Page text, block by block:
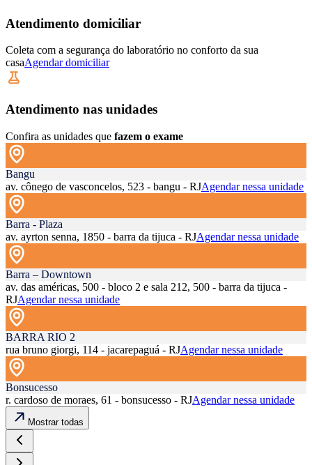
Atendimento domiciliar
Coleta com a segurança do laboratório no conforto da sua
casaAgendar domiciliar
Atendimento nas unidades
Confira as unidades que fazem o exame
Bangu
av. cônego de vasconcelos, 523 - bangu - RJAgendar nessa unidade
Barra - Plaza
av. ayrton senna, 1850 - barra da tijuca - RJAgendar nessa unidade
Barra – Downtown
av. das américas, 500 - bloco 2 e sala 212, 500 - barra da tijuca -
RJAgendar nessa unidade
BARRA RIO 2
rua bruno giorgi, 114 - jacarepaguá - RJAgendar nessa unidade
Bonsucesso
r. cardoso de moraes, 61 - bonsucesso - RJAgendar nessa unidade
Mostrar todas